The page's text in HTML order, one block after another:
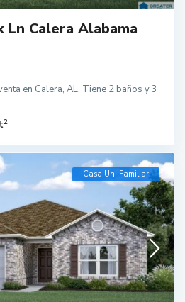
Ln Calera Alabama
en Calera, AL. Tiene 2 baños y 3
2
Casa Uni Familiar